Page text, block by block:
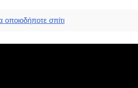
οποιοδήποτε σπίτι